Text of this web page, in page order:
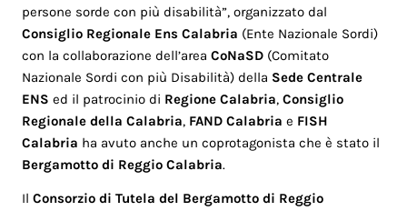
persone sorde con più disabilità”, organizzato dal
Consiglio Regionale Ens Calabria (Ente Nazionale Sordi)
con la collaborazione dell’areaCoNaSD (Comitato
Nazionale Sordi con più Disabilità) della Sede Centrale
ENS ed il patrocinio di Regione Calabria,Consiglio
Regionale della Calabria, FAND Calabria e FISH
Calabria ha avuto anche un coprotagonista che è stato il
Bergamotto di Reggio Calabria.
IlConsorzio di Tutela del Bergamotto di Reggio